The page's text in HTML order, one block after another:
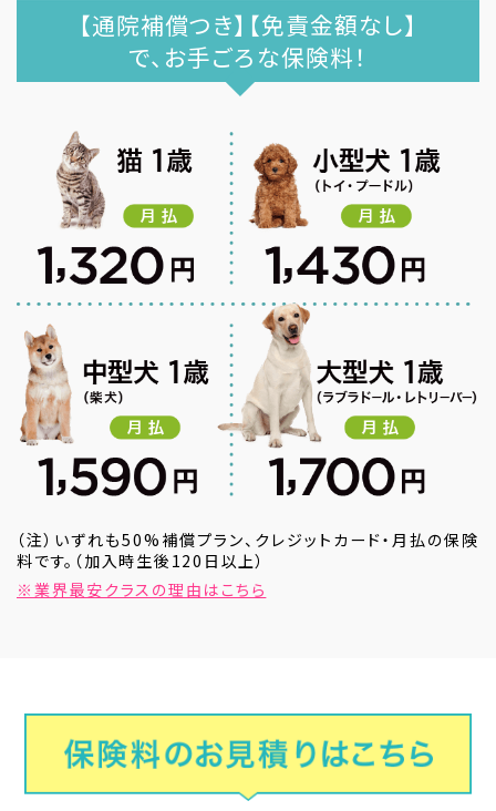
【通院補償つき】【免責金額なし】
で、お手ごろな保険料！
（注）いずれも50%補償プラン、クレジットカード・月払の保険
料です。（加入時生後120日以上）
※業界最安クラスの理由はこちら